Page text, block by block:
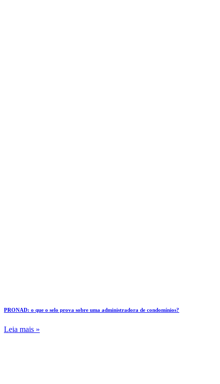
PRONAD: o que o selo prova sobre uma administradora de condomínios?
Leia mais »